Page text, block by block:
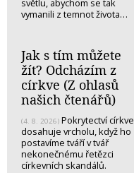
světlu, abychom se tak
vymanili z temnot života…
Jak s tím můžete
žít? Odcházím z
církve (Z ohlasů
našich čtenářů)
(4. 8. 2026) Pokrytectví církve
dosahuje vrcholu, když ho
postavíme tváří v tvář
nekonečnému řetězci
církevních skandálů.